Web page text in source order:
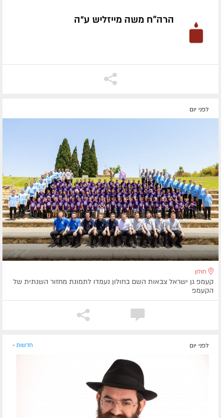
הרה"ח משה מייזליש ע״ה
לפני יום
חולון
קעמפ גן ישראל צבאות השם בחולון נעמדו לתמונת מחזור השנתית של
הקעמפ
לפני יום חדשות »